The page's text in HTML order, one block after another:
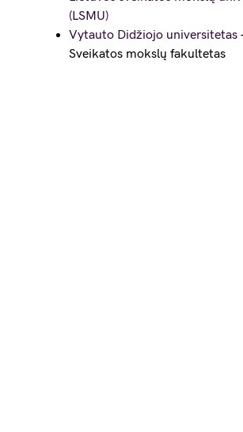
(LSMU)
Vytauto Didžiojo universitetas
Sveikatos mokslų fakultetas